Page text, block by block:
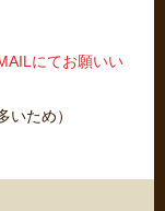
にてお願いい
いため）